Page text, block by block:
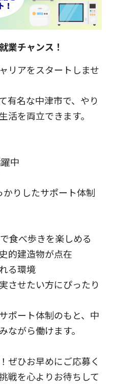
業チャンス！
リアをスタートしませ
有名な中津市で、やり
活を両立できます。
中
かりしたサポート体制
食べ歩きを楽しめる
的建造物が点在
る環境
させたい方にぴったり
ポート体制のもと、中
ながら働けます。
ぜひお早めにご応募く
戦を心よりお待ちして